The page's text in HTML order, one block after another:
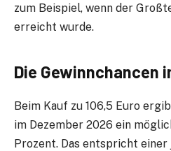
zum Beispiel, wenn der
erreicht wurde.
Die Gewinnchancen
Beim Kauf zu 106,5 Euro
im Dezember 2026 ein
Prozent. Das entspricht